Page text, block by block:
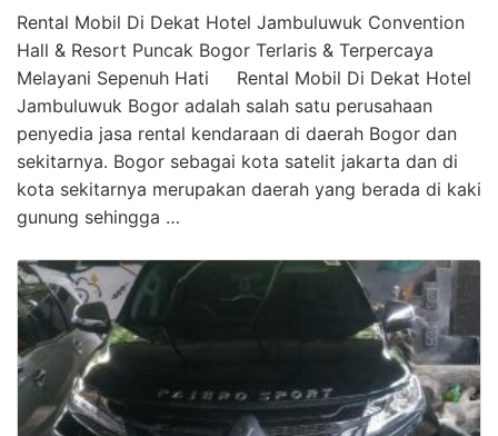
Rental Mobil Di Dekat Hotel Jambuluwuk Convention
Hall & Resort Puncak Bogor Terlaris & Terpercaya
Melayani Sepenuh Hati Rental Mobil Di Dekat Hotel
Jambuluwuk Bogor adalah salah satu perusahaan
penyedia jasa rental kendaraan di daerah Bogor dan
sekitarnya. Bogor sebagai kota satelit jakarta dan di
kota sekitarnya merupakan daerah yang berada di kaki
gunung sehingga …